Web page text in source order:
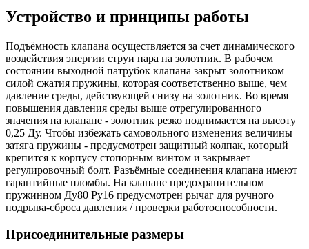
Устройство и принципы работы
Подъёмность клапана осуществляется за счет динамического
воздействия энергии струи пара на золотник. В рабочем
состоянии выходной патрубок клапана закрыт золотником
силой сжатия пружины, которая соответственно выше, чем
давление среды, действующей снизу на золотник. Во время
повышения давления среды выше отрегулированного
значения на клапане - золотник резко поднимается на высоту
0,25 Ду. Чтобы избежать самовольного изменения величины
затяга пружины - предусмотрен защитный колпак, который
крепится к корпусу стопорным винтом и закрывает
регулировочный болт. Разъёмные соединения клапана имеют
гарантийные пломбы. На клапане предохранительном
пружинном Ду80 Ру16 предусмотрен рычаг для ручного
подрыва-сброса давления / проверки работоспособности.
Присоединительные размеры